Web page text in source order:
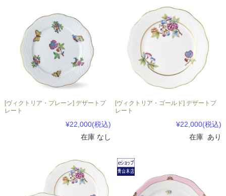
[ヴィクトリア・プレーン] デザートプ
レート
¥22,000(税込)
在庫 なし
[ヴィクトリア・ゴールド] デザートプ
レート
¥22,000(税込)
在庫 あり